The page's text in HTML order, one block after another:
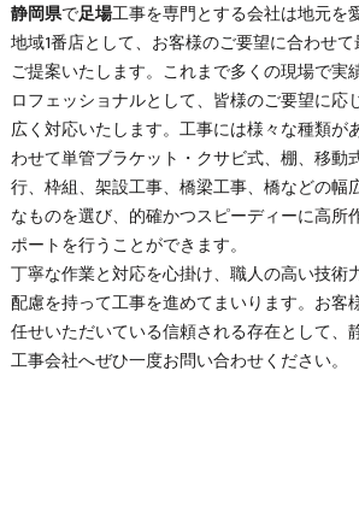
静岡県で足場工事を専門とする会社は地元を
地域1番店として、お客様のご要望に合わせ
ご提案いたします。これまで多くの現場で実
ロフェッショナルとして、皆様のご要望に応
広く対応いたします。工事には様々な種類が
わせて単管ブラケット・クサビ式、棚、移動
行、枠組、架設工事、橋梁工事、橋などの幅
なものを選び、的確かつスピーディーに高所
ポートを行うことができます。
丁寧な作業と対応を心掛け、職人の高い技術
配慮を持って工事を進めてまいります。お客
任せいただいている信頼される存在として、
工事会社へぜひ一度お問い合わせください。